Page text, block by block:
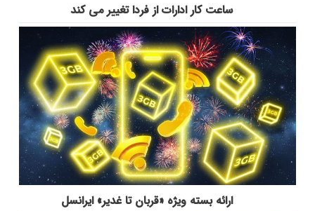
ساعت کار ادارات از فردا تغییر می کند
ارائه بسته ویژه «قربان تا غدیر» ایرانسل